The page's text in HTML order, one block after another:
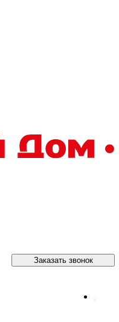
Заказать звонок